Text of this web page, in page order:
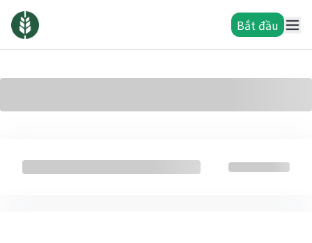
Bắt đầu